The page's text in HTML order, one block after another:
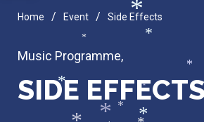
Home / Event / Side Effects
Music Programme,
SIDE EFFECTS
*
*
*
*
*
*
*